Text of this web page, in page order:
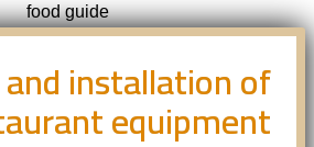
food guide
and installation of
equipment